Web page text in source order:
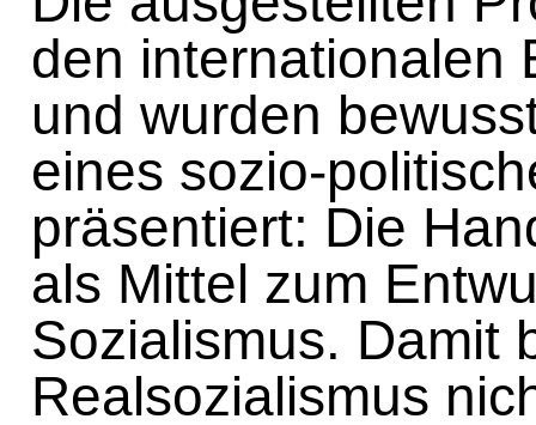
den internationalen
und wurden
eines sozio-
präsentiert: Die
als Mittel zum
Sozialismus. Damit
Realsozialismus